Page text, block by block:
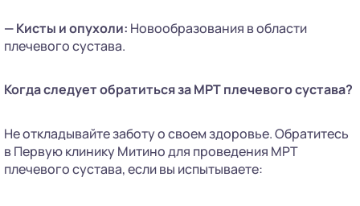
— Кисты и опухоли: Новообразования в области
плечевого сустава.
Когда следует обратиться за МРТ плечевого сустава?
Не откладывайте заботу о своем здоровье. Обратитесь
в Первую клинику Митино для проведения МРТ
плечевого сустава, если вы испытываете: